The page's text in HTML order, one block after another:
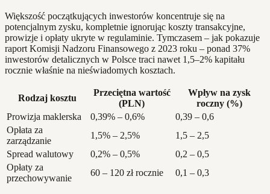
Większość początkujących inwestorów koncentruje się na
potencjalnym zysku, kompletnie ignorując koszty transakcyjne,
prowizje i opłaty ukryte w regulaminie. Tymczasem – jak pokazuje
raport Komisji Nadzoru Finansowego z 2023 roku – ponad 37%
inwestorów detalicznych w Polsce traci nawet 1,5–2% kapitału
rocznie właśnie na nieświadomych kosztach.
Rodzaj kosztu
Przeciętna wartość
(PLN)
Wpływ na zysk
roczny (%)
Prowizja maklerska
0,39% – 0,6%
0,39 – 0,6
Opłata za
zarządzanie
1,5% – 2,5%
1,5 – 2,5
Spread walutowy
0,2% – 0,5%
0,2 – 0,5
Opłaty za
przechowywanie
60 – 120 zł rocznie 0,1 – 0,3